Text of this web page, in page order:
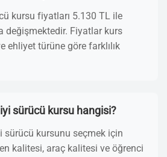
kursu fiyatları 5.130 TL ile
değişmektedir. Fiyatlar kurs
ehliyet türüne göre farklılık
sürücü kursu hangisi?
sürücü kursunu seçmek için
kalitesi, araç kalitesi ve öğrenci